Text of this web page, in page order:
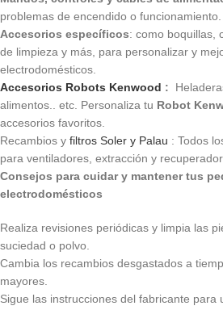
problemas de encendido o funcionamiento.
Accesorios específicos: como boquillas,
de limpieza y más, para personalizar y
electrodomésticos.
Accesorios Robots Kenwood :
alimentos.. etc. Personaliza tu Robot
accesorios favoritos.
Recambios y filtros Soler y Palau : Todos
para ventiladores, extracción y
Consejos para cuidar y mantener tus
electrodomésticos
Realiza revisiones periódicas y limpia las
suciedad o polvo.
Cambia los recambios desgastados a
mayores.
Sigue las instrucciones del fabricante para